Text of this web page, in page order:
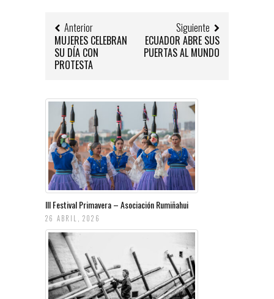
Anterior
MUJERES CELEBRAN
SU DÍA CON
PROTESTA
Siguiente
ECUADOR ABRE SUS
PUERTAS AL MUNDO
III Festival Primavera – Asociación Rumiñahui
26 ABRIL, 2026